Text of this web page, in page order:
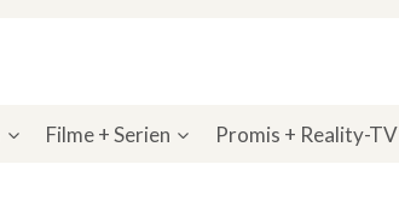
Filme + Serien Promis + Reality-TV